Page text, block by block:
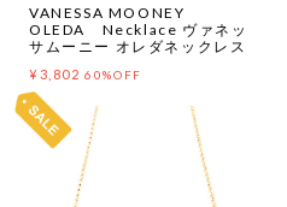
VANESSA MOONEY
OLEDA Necklace ヴァネッ
サムーニー オレダネックレス
¥3,802 60%OFF